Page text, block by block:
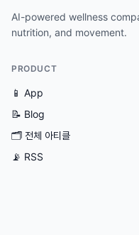
AI-powered wellness
nutrition, and movement.
PRODUCT
📱 App
📝 Blog
🗂 전체 아티클
📡 RSS